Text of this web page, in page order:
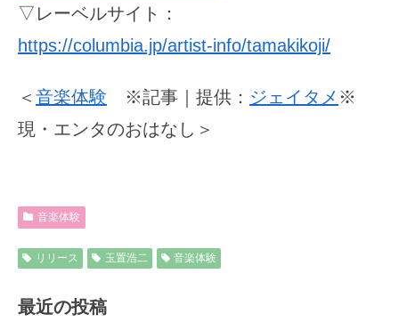
▽レーベルサイト：
https://columbia.jp/artist-info/tamakikoji/
＜ 音楽体験 ※記事｜提供： ジェイタメ ※
現・エンタのおはなし＞
音楽体験
リリース 玉置浩二 音楽体験
最近の投稿